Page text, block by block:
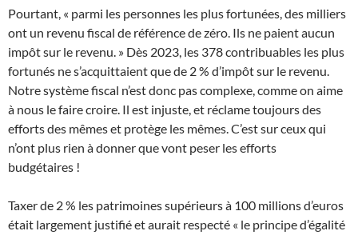
Pourtant, « parmi les personnes les plus fortunées, des milliers
ont un revenu fiscal de référence de zéro. Ils ne paient aucun
impôt sur le revenu. » Dès 2023, les 378 contribuables les plus
fortunés ne s’acquittaient que de 2 % d’impôt sur le revenu.
Notre système fiscal n’est donc pas complexe, comme on aime
à nous le faire croire. Il est injuste, et réclame toujours des
efforts des mêmes et protège les mêmes. C’est sur ceux qui
n’ont plus rien à donner que vont peser les efforts
budgétaires !
Taxer de 2 % les patrimoines supérieurs à 100 millions d’euros
était largement justifié et aurait respecté « le principe d’égalité